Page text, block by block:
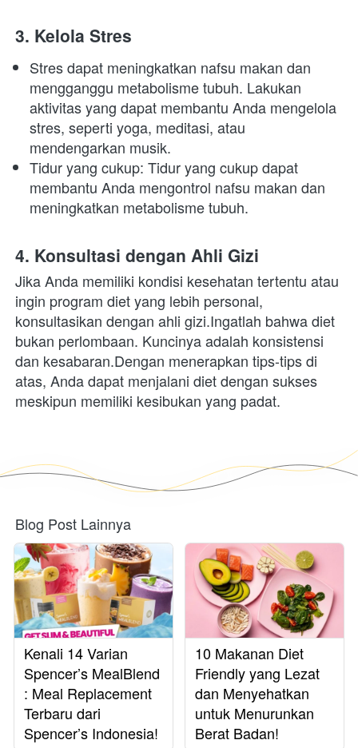
3. Kelola Stres
Stres dapat meningkatkan nafsu makan dan
mengganggu metabolisme tubuh. Lakukan
aktivitas yang dapat membantu Anda mengelola
stres, seperti yoga, meditasi, atau
mendengarkan musik.
Tidur yang cukup: Tidur yang cukup dapat
membantu Anda mengontrol nafsu makan dan
meningkatkan metabolisme tubuh.
4. Konsultasi dengan Ahli Gizi
Jika Anda memiliki kondisi kesehatan tertentu atau
ingin program diet yang lebih personal,
konsultasikan dengan ahli gizi.Ingatlah bahwa diet
bukan perlombaan. Kuncinya adalah konsistensi
dan kesabaran.Dengan menerapkan tips-tips di
atas, Anda dapat menjalani diet dengan sukses
meskipun memiliki kesibukan yang padat.
Blog Post Lainnya
Kenali 14 Varian
Spencer’s MealBlend
: Meal Replacement
Terbaru dari
Spencer’s Indonesia!
10 Makanan Diet
Friendly yang Lezat
dan Menyehatkan
untuk Menurunkan
Berat Badan!